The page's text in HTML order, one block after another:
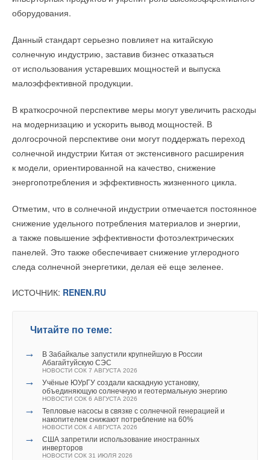
оборудования.
Данный стандарт серьезно повлияет на китайскую
солнечную индустрию, заставив бизнес отказаться
от использования устаревших мощностей и выпуска
малоэффективной продукции.
В краткосрочной перспективе меры могут увеличить расходы
на модернизацию и ускорить вывод мощностей. В
долгосрочной перспективе они могут поддержать переход
солнечной индустрии Китая от экстенсивного расширения
к модели, ориентированной на качество, снижение
энергопотребления и эффективность жизненного цикла.
Отметим, что в солнечной индустрии отмечается постоянное
снижение удельного потребления материалов и энергии,
а также повышение эффективности фотоэлектрических
панелей. Это также обеспечивает снижение углеродного
следа солнечной энергетики, делая её еще зеленее.
ИСТОЧНИК: RENEN.RU
Читайте по теме:
→
В Забайкалье запустили крупнейшую в России
Абагайтуйскую СЭС
НОВОСТИ СОК 7 АВГУСТА 2026
→
Учёные ЮУрГУ создали каскадную установку,
объединяющую солнечную и геотермальную энергию
НОВОСТИ СОК 6 АВГУСТА 2026
→
Тепловые насосы в связке с солнечной генерацией и
накопителем снижают потребление на 60%
НОВОСТИ СОК 4 АВГУСТА 2026
→
США запретили использование иностранных
инверторов
НОВОСТИ СОК 31 ИЮЛЯ 2026